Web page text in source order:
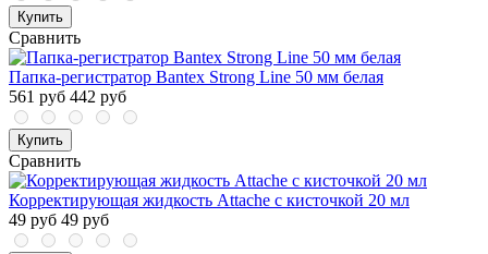
Купить
Сравнить
Папка-регистратор Bantex Strong Line 50 мм белая
561 руб 442 руб
Купить
Сравнить
Корректирующая жидкость Attache с кисточкой 20 мл
49 руб 49 руб